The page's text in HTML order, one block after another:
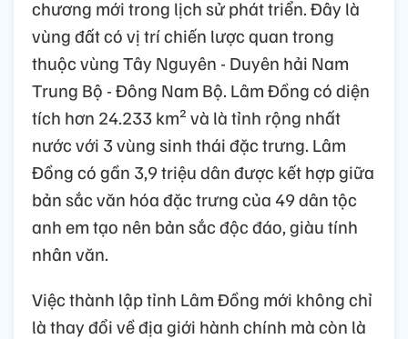
chương mới trong lịch sử phát triển. Đây là
vùng đất có vị trí chiến lược quan trong
thuộc vùng Tây Nguyên - Duyên hải Nam
Trung Bộ - Đông Nam Bộ. Lâm Đồng có diện
tích hơn 24.233 km² và là tỉnh rộng nhất
nước với 3 vùng sinh thái đặc trưng. Lâm
Đồng có gần 3,9 triệu dân được kết hợp giữa
bản sắc văn hóa đặc trưng của 49 dân tộc
anh em tạo nên bản sắc độc đáo, giàu tính
nhân văn.
Việc thành lập tỉnh Lâm Đồng mới không chỉ
là thay đổi về địa giới hành chính mà còn là